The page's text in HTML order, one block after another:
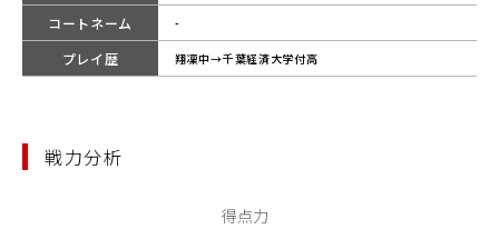
コートネーム
-
プレイ歴 翔凜中→千葉経済大学付高
戦力分析